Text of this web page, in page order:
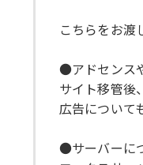
こちらをお渡
●アドセンス
サイト移管後
広告について
●サーバーに